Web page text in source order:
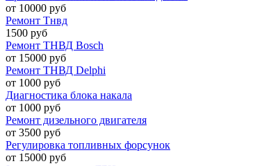
от 10000 руб
Ремонт Тнвд
1500 руб
Ремонт ТНВД Bosch
от 15000 руб
Ремонт ТНВД Delphi
от 1000 руб
Диагностика блока накала
от 1000 руб
Ремонт дизельного двигателя
от 3500 руб
Регулировка топливных форсунок
от 15000 руб